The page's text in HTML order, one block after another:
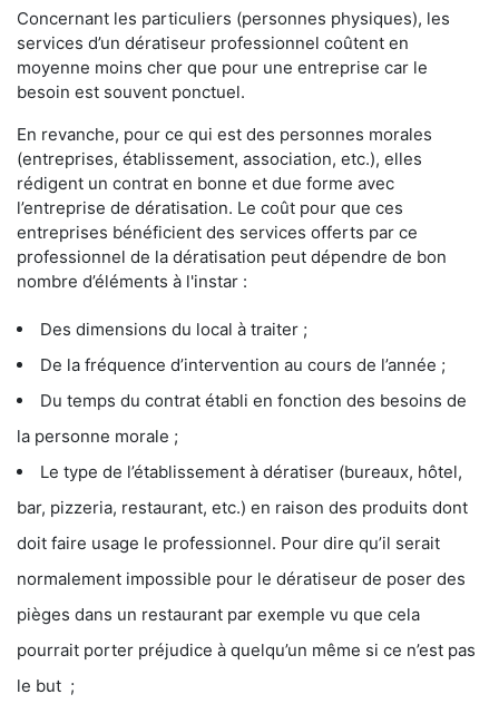
Concernant les particuliers (personnes physiques), les
services d’un dératiseur professionnel coûtent en
moyenne moins cher que pour une entreprise car le
besoin est souvent ponctuel.
En revanche, pour ce qui est des personnes morales
(entreprises, établissement, association, etc.), elles
rédigent un contrat en bonne et due forme avec
l’entreprise de dératisation. Le coût pour que ces
entreprises bénéficient des services offerts par ce
professionnel de la dératisation peut dépendre de bon
nombre d’éléments à l'instar :
Des dimensions du local à traiter ;
De la fréquence d’intervention au cours de l’année ;
Du temps du contrat établi en fonction des besoins de
la personne morale ;
Le type de l’établissement à dératiser (bureaux, hôtel,
bar, pizzeria, restaurant, etc.) en raison des produits dont
doit faire usage le professionnel. Pour dire qu’il serait
normalement impossible pour le dératiseur de poser des
pièges dans un restaurant par exemple vu que cela
pourrait porter préjudice à quelqu’un même si ce n’est pas
le but ;